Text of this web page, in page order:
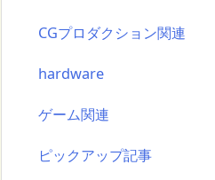
CGプロダクション関連
hardware
ゲーム関連
ピックアップ記事